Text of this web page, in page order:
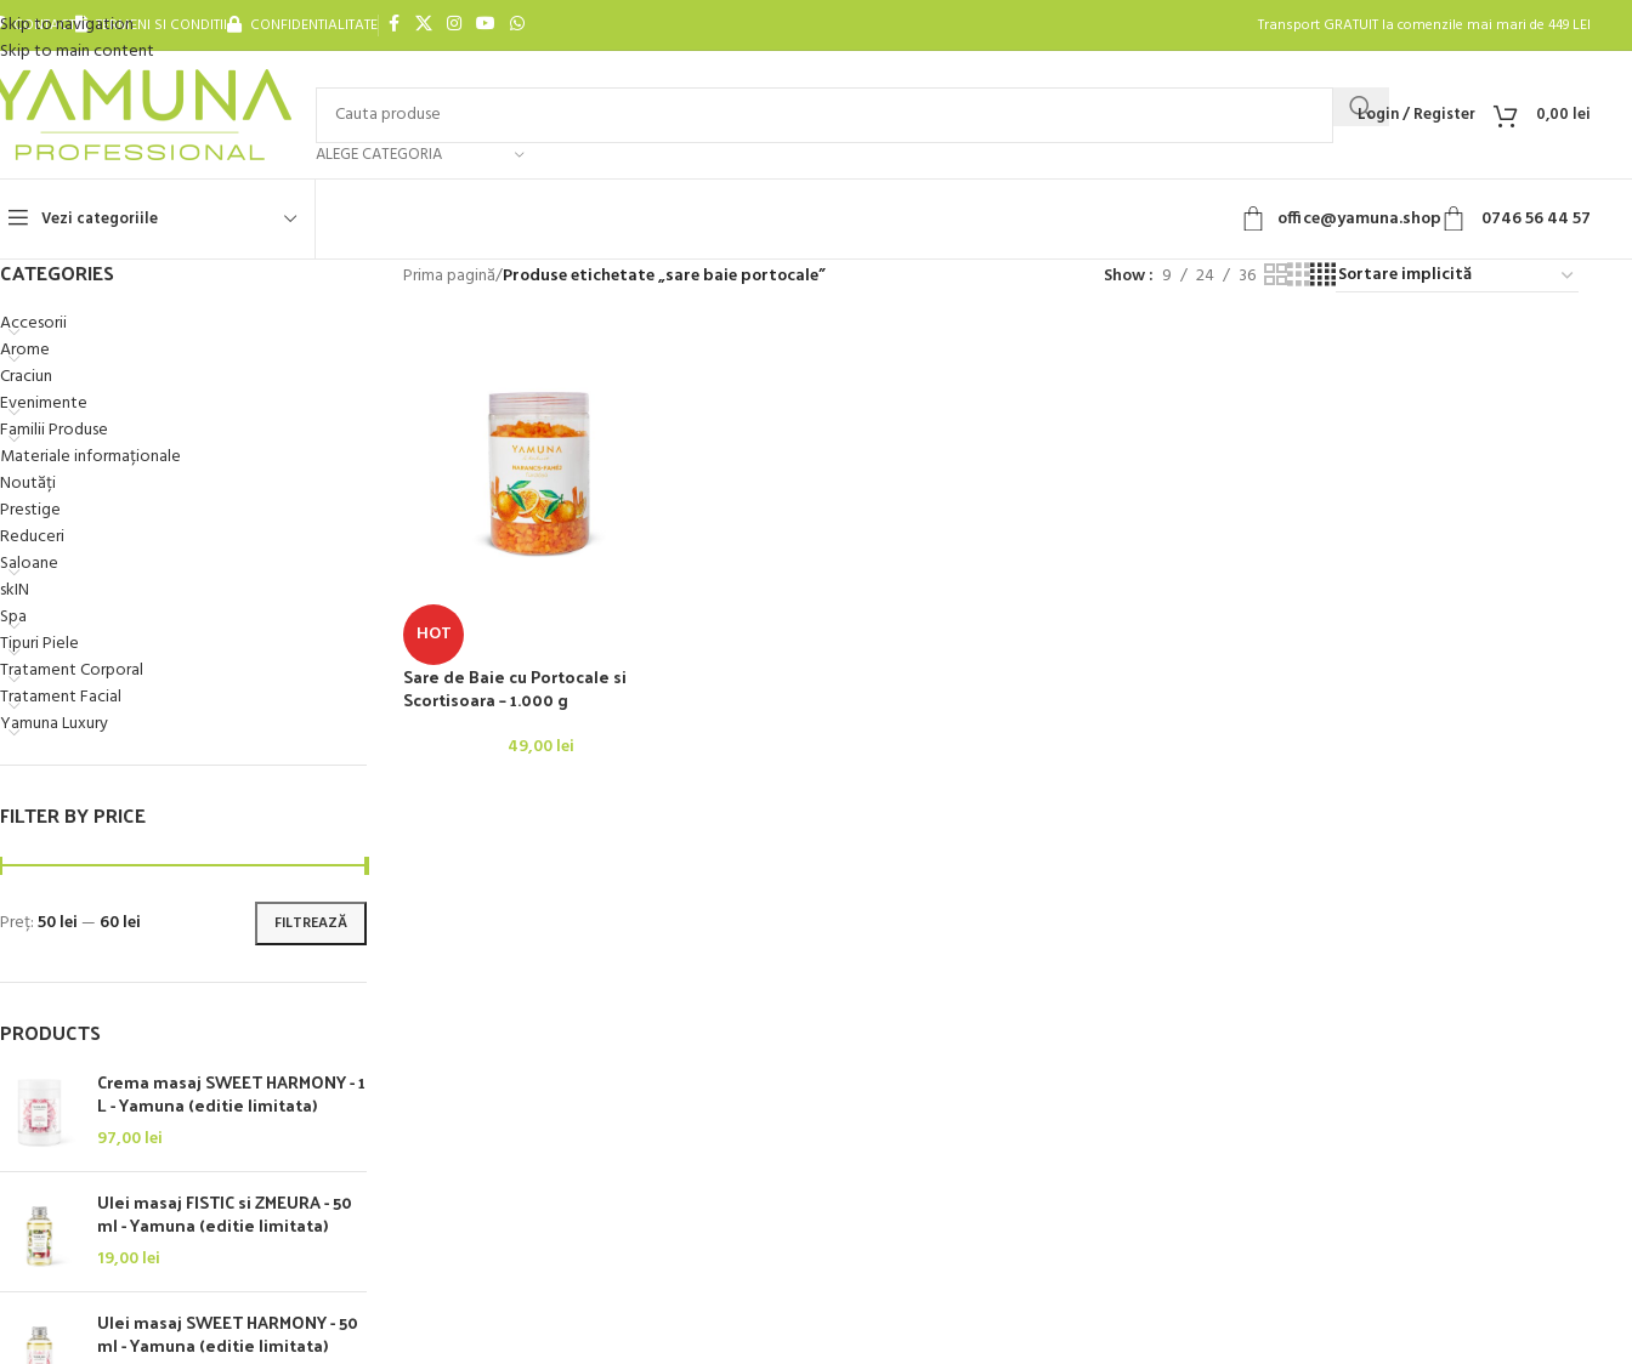
Skip to navigation
Skip to main content
CONTACT TERMENI SI CONDITII CONFIDENTIALITATE Transport GRATUIT la comenzile mai mari de 449 LEI
ALEGE CATEGORIA
Login / Register 0,00 lei
Vezi categoriile office@yamuna.shop 0746 56 44 57
CATEGORIES
Accesorii
Arome
Craciun
Evenimente
Familii Produse
Materiale informaționale
Noutăți
Prestige
Reduceri
Saloane
skIN
Spa
Tipuri Piele
Tratament Corporal
Tratament Facial
Yamuna Luxury
FILTER BY PRICE
FILTREAZĂ
Preț:50 lei— 60 lei
PRODUCTS
Crema masaj SWEET HARMONY - 1
L - Yamuna (editie limitata)
97,00lei
Ulei masaj FISTIC si ZMEURA - 50
ml - Yamuna (editie limitata)
19,00lei
Ulei masaj SWEET HARMONY - 50
ml - Yamuna (editie limitata)
Prima pagină/Produse etichetate „sare baie portocale” Show 9 24 36
HOT
Sare de Baie cu Portocale si
Scortisoara – 1.000 g
49,00lei